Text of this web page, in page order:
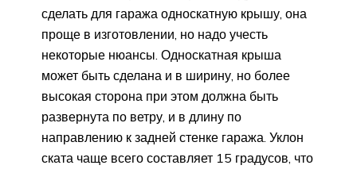
сделать для гаража односкатную крышу, она
проще в изготовлении, но надо учесть
некоторые нюансы. Односкатная крыша
может быть сделана и в ширину, но более
высокая сторона при этом должна быть
развернута по ветру, и в длину по
направлению к задней стенке гаража. Уклон
ската чаще всего составляет 15 градусов, что